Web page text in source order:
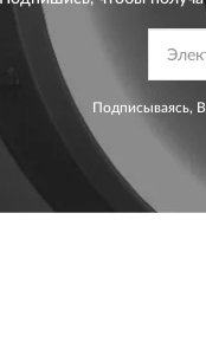
Подписываясь,